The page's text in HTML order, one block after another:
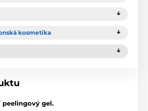
kosmetika
gel.